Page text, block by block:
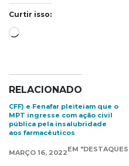
Curtir isso:
Carregando...
RELACIONADO
CFF) e Fenafar pleiteiam que o
MPT ingresse com ação civil
pública pela insalubridade
aos farmacêuticos
MARÇO 16, 2022EM